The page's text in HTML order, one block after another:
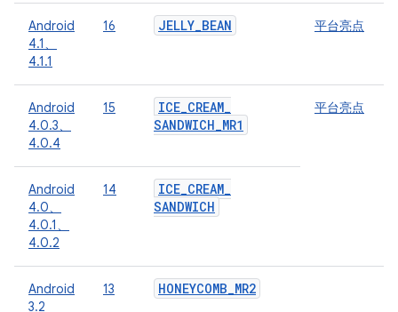
Android
4.1、
4.1.1
16 JELLY_BEAN 平台亮点
Android
4.0.3、
4.0.4
15 ICE_CREAM_
SANDWICH_MR1
平台亮点
Android
4.0、
4.0.1、
4.0.2
14 ICE_CREAM_
SANDWICH
Android
3.2
13 HONEYCOMB_MR2